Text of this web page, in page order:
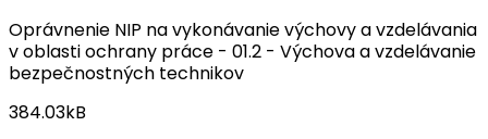
Oprávnenie NIP na vykonávanie výchovy a vzdelávania
v oblasti ochrany práce - 01.2 - Výchova a vzdelávanie
bezpečnostných technikov
384.03kB